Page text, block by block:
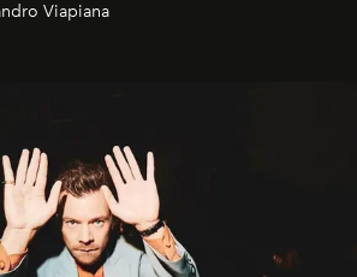
Viapiana